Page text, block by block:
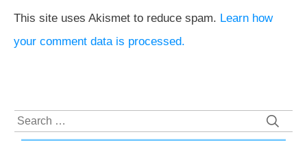
This site uses Akismet to reduce spam. Learn how
your comment data is processed.
Search
for: